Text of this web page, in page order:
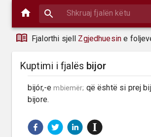
Fjalorthi sjell Zgjedhuesin e
Kuptimi i fjalës bijor
bijór,-e mbiemër; që është si prej
bijore.